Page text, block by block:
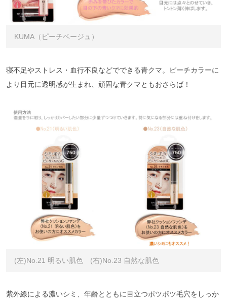
KUMA（ピーチベージュ）
寝不足やストレス・血行不良などでできる青クマ。ピーチカラーに
より目元に透明感が生まれ、頑固な青クマともおさらば！
(左)No.21 明るい肌色 (右)No.23 自然な肌色
紫外線による濃いシミ、年齢とともに目立つポツポツ毛穴をしっか